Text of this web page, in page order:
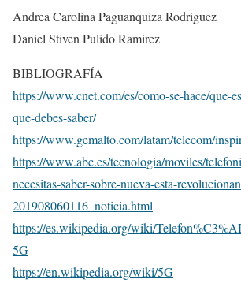
Andrea Carolina Paguanquiza Rodriguez
Daniel Stiven Pulido Ramirez
BIBLIOGRAFÍA
https://www.cnet.com/es/como-se-hace/que-
que-debes-saber/
https://www.gemalto.com/latam/telecom/
https://www.abc.es/tecnologia/moviles/
necesitas-saber-sobre-nueva-esta-
201908060116_noticia.html
https://es.wikipedia.org/wiki/
5G
https://en.wikipedia.org/wiki/5G